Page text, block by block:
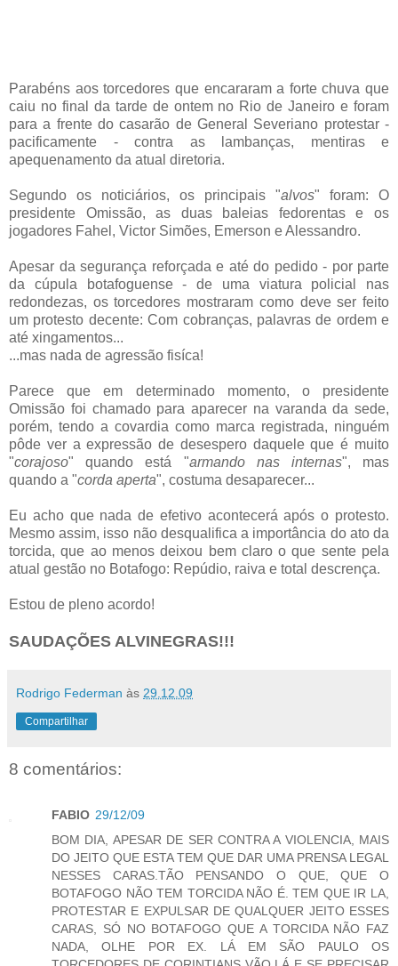
Parabéns aos torcedores que encararam a forte chuva que
caiu no final da tarde de ontem no Rio de Janeiro e foram
para a frente do casarão de General Severiano protestar -
pacificamente - contra as lambanças, mentiras e
apequenamento da atual diretoria.
Segundo os noticiários, os principais "alvos" foram: O
presidente Omissão, as duas baleias fedorentas e os
jogadores Fahel, Victor Simões, Emerson e Alessandro.
Apesar da segurança reforçada e até do pedido - por parte
da cúpula botafoguense - de uma viatura policial nas
redondezas, os torcedores mostraram como deve ser feito
um protesto decente: Com cobranças, palavras de ordem e
até xingamentos...
...mas nada de agressão fisíca!
Parece que em determinado momento, o presidente
Omissão foi chamado para aparecer na varanda da sede,
porém, tendo a covardia como marca registrada, ninguém
pôde ver a expressão de desespero daquele que é muito
"corajoso" quando está "armando nas internas", mas
quando a "corda aperta", costuma desaparecer...
Eu acho que nada de efetivo acontecerá após o protesto.
Mesmo assim, isso não desqualifica a importância do ato da
torcida, que ao menos deixou bem claro o que sente pela
atual gestão no Botafogo: Repúdio, raiva e total descrença.
Estou de pleno acordo!
SAUDAÇÕES ALVINEGRAS!!!
Rodrigo Federman às 29.12.09
Compartilhar
8 comentários:
FABIO 29/12/09
BOM DIA, APESAR DE SER CONTRA A VIOLENCIA, MAIS
DO JEITO QUE ESTA TEM QUE DAR UMA PRENSA LEGAL
NESSES CARAS.TÃO PENSANDO O QUE, QUE O
BOTAFOGO NÃO TEM TORCIDA NÃO É. TEM QUE IR LA,
PROTESTAR E EXPULSAR DE QUALQUER JEITO ESSES
CARAS, SÓ NO BOTAFOGO QUE A TORCIDA NÃO FAZ
NADA, OLHE POR EX. LÁ EM SÃO PAULO OS